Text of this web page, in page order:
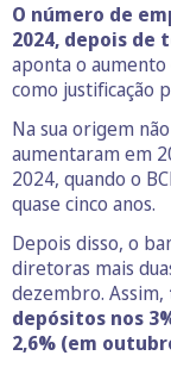
O número de
2024, depois de
aponta o aumento
como justificação
Na sua origem
aumentaram em
2024, quando o
quase cinco anos.
Depois disso, o
diretoras mais
dezembro. Assim,
depósitos nos
2,6% (em